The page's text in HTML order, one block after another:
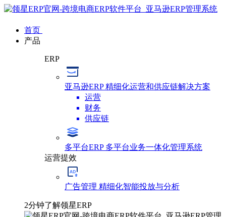
首页
产品
ERP
亚马逊ERP精细化运营和供应链解决方案
运营
财务
供应链
多平台ERP 多平台业务一体化管理系统
运营提效
广告管理 精细化智能投放与分析
2分钟了解领星ERP